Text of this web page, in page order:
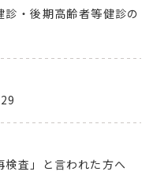
診・後期高齢者等健診の
検査」と言われた方へ